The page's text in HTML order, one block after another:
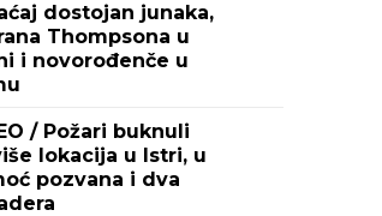
dostojan junaka,
Thompsona u
i novorođenče u
/ Požari buknuli
lokacija u Istri, u
pozvana i dva